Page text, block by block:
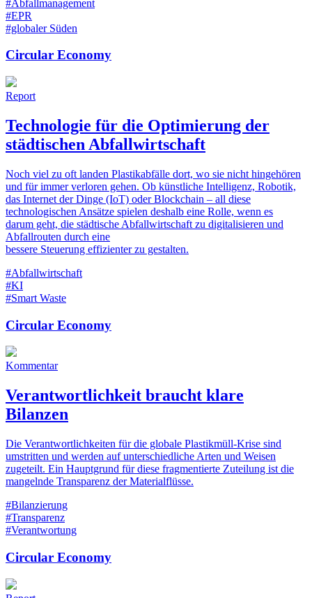
#Abfallmanagement
#EPR
#globaler Süden
Circular Economy
Report
Technologie für die Optimierung der
städtischen Abfallwirtschaft
Noch viel zu oft landen Plastikabfälle dort, wo sie nicht hingehören
und für immer verloren gehen. Ob künstliche Intelligenz, Robotik,
das Internet der Dinge (IoT) oder Blockchain – all diese
technologischen Ansätze spielen deshalb eine Rolle, wenn es
darum geht, die städtische Abfallwirtschaft zu digitalisieren und
Abfallrouten durch eine
bessere Steuerung effizienter zu gestalten.
#Abfallwirtschaft
#KI
#Smart Waste
Circular Economy
Kommentar
Verantwortlichkeit braucht klare
Bilanzen
Die Verantwortlichkeiten für die globale Plastikmüll-Krise sind
umstritten und werden auf unterschiedliche Arten und Weisen
zugeteilt. Ein Hauptgrund für diese fragmentierte Zuteilung ist die
mangelnde Transparenz der Materialflüsse.
#Bilanzierung
#Transparenz
#Verantwortung
Circular Economy